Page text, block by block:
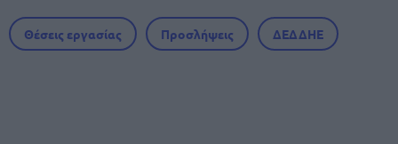
Θέσεις εργασίας Προσλήψεις ΔΕΔΔΗΕ